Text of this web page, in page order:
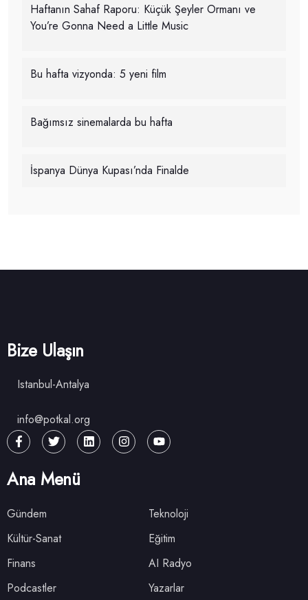
Haftanın Sahaf Raporu: Küçük Şeyler Ormanı ve
You’re Gonna Need a Little Music
Bu hafta vizyonda: 5 yeni film
Bağımsız sinemalarda bu hafta
İspanya Dünya Kupası’nda Finalde
Bize Ulaşın
Istanbul-Antalya
info@potkal.org
Ana Menü
Gündem
Teknoloji
Kültür-Sanat
Eğitim
Finans
AI Radyo
Podcastler
Yazarlar